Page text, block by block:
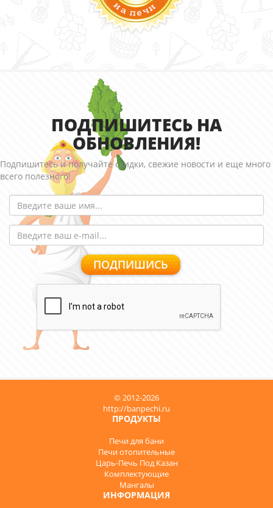
ПОДПИШИТЕСЬ НА
ОБНОВЛЕНИЯ!
Подпишитесь и получайте скидки, свежие новости и еще много
всего полезного!
© 2012-2026
http://banpechi.ru
ПРОДУКТЫ
Печи для бани
Печи отопительные
Царь-Печь Под Казан
Комплектующие
Мангалы
ИНФОРМАЦИЯ